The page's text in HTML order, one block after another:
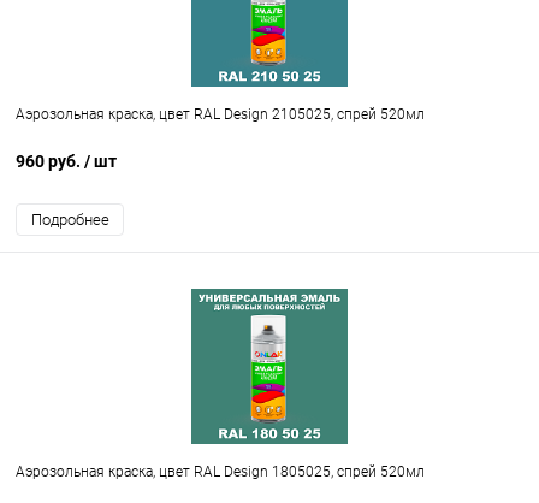
Аэрозольная краска, цвет RAL Design 2105025, спрей 520мл
960 руб. / шт
Подробнее
Аэрозольная краска, цвет RAL Design 1805025, спрей 520мл